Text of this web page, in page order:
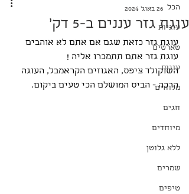
הכל
עוגיות
טארטים
עוגות
מלוחים
חגים
מיוחדים
ללא גלוטן
שמרים
טיפים
עוגת גזר עננים ב-5 דק׳
26 באוג׳ 2024
עוגת גזר כזאת שגם אם אתם לא אוהבים
עוגת גזר אתם תתמכרו אליה !
השוקולד ציפס, האגוזים הקראמבל, העוגה
הרכה - הביס המושלם הכי טעים ביקום.